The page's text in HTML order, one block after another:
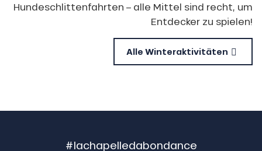
Hundeschlittenfahrten – alle Mittel sind recht, um
Entdecker zu spielen!
Alle Winteraktivitäten
#lachapelledabondance